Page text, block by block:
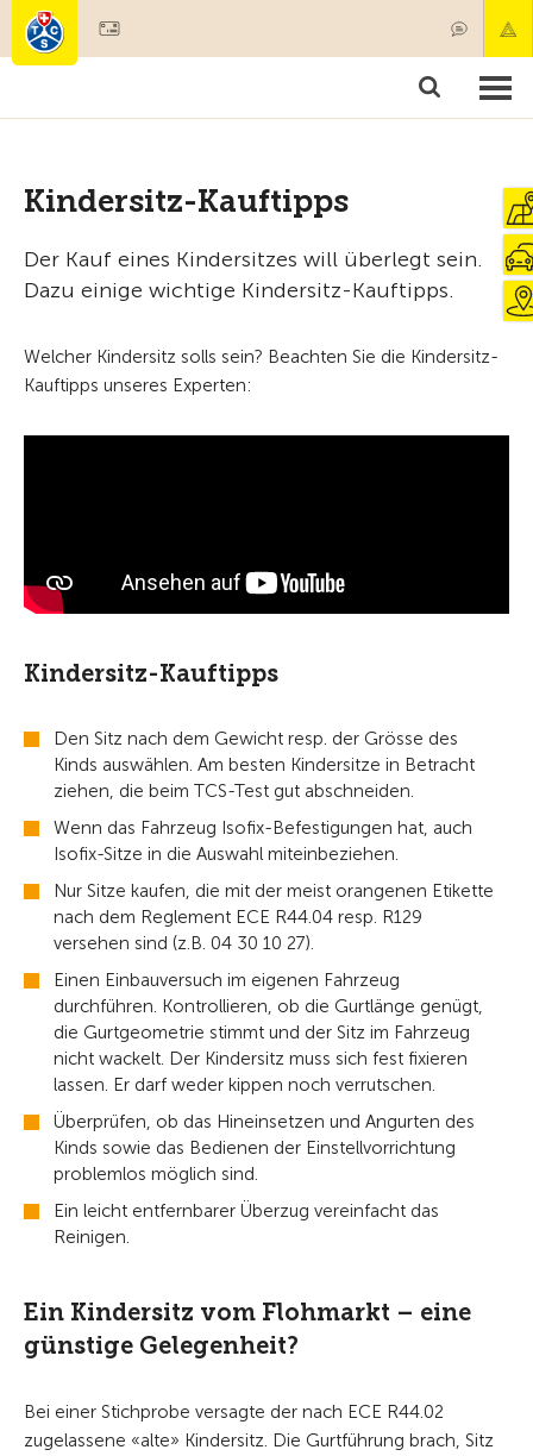
Mitgliedschaft & Leistungen
Kindersitz-Kauftipps
Der Kauf eines Kindersitzes will überlegt sein.
Dazu einige wichtige Kindersitz-Kauftipps.
Welcher Kindersitz solls sein? Beachten Sie die Kindersitz-
Kauftipps unseres Experten:
Kindersitz-Kauftipps
Den Sitz nach dem Gewicht resp. der Grösse des
Kinds auswählen. Am besten Kindersitze in Betracht
ziehen, die beim TCS-Test gut abschneiden.
Wenn das Fahrzeug Isofix-Befestigungen hat, auch
Isofix-Sitze in die Auswahl miteinbeziehen.
Nur Sitze kaufen, die mit der meist orangenen Etikette
nach dem Reglement ECE R44.04 resp. R129
versehen sind (z.B. 04 30 10 27).
Einen Einbauversuch im eigenen Fahrzeug
durchführen. Kontrollieren, ob die Gurtlänge genügt,
die Gurtgeometrie stimmt und der Sitz im Fahrzeug
nicht wackelt. Der Kindersitz muss sich fest fixieren
lassen. Er darf weder kippen noch verrutschen.
Überprüfen, ob das Hineinsetzen und Angurten des
Kinds sowie das Bedienen der Einstellvorrichtung
problemlos möglich sind.
Ein leicht entfernbarer Überzug vereinfacht das
Reinigen.
Ein Kindersitz vom Flohmarkt – eine
günstige Gelegenheit?
Bei einer Stichprobe versagte der nach ECE R44.02
zugelassene «alte» Kindersitz. Die Gurtführung brach, Sitz